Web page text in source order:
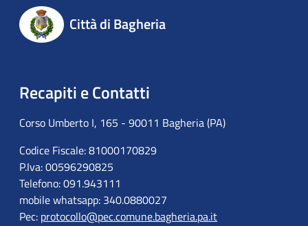
Città di Bagheria
Recapiti e Contatti
Corso Umberto I, 165 - 90011 Bagheria (PA)
Codice Fiscale: 81000170829
P.Iva: 00596290825
Telefono: 091.943111
mobile whatsapp: 340.0880027
Pec: protocollo@pec.comune.bagheria.pa.it